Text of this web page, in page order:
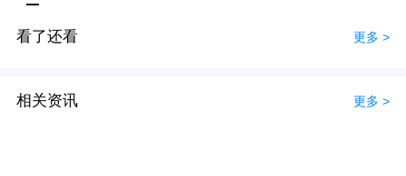
看了还看 更多 >
相关资讯 更多 >